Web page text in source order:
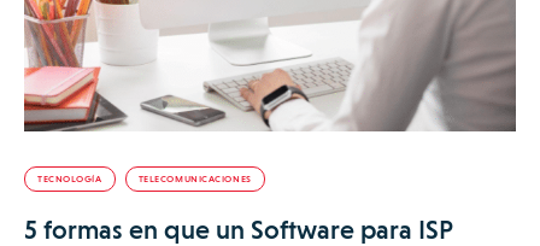
TECNOLOGÍA TELECOMUNICACIONES
5 formas en que un Software para ISP